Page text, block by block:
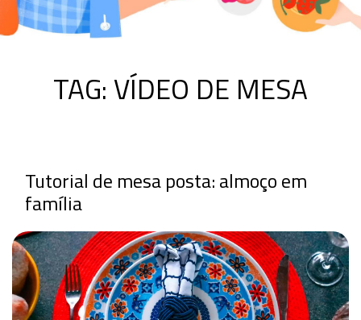
TAG: VÍDEO DE MESA
Tutorial de mesa posta: almoço em
família